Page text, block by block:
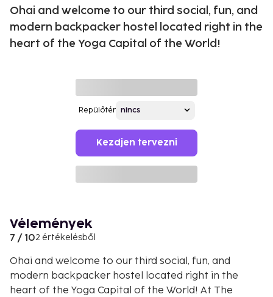
Ohai and welcome to our third social, fun, and
modern backpacker hostel located right in the
heart of the Yoga Capital of the World!
Repülőtér
Kezdjen tervezni
Vélemények
7 / 102 értékelésből
Ohai and welcome to our third social, fun, and
modern backpacker hostel located right in the
heart of the Yoga Capital of the World! At The